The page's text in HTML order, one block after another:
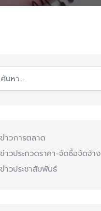
ข่าวการตลาด
ข่าวประกวดราคา-จัดซื้อจัดจ้าง
ข่าวประชาสัมพันธ์